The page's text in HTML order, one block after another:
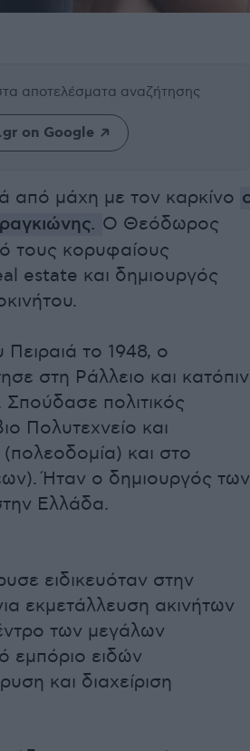
αποτελέσματα αναζήτησης
on Google
από μάχη με τον καρκίνο
Ο Θεόδωρος
τους κορυφαίους
estate και δημιουργός
το 1948, ο
στη Ράλλειο και κατόπιν
πολιτικός
Πολυτεχνείο και
και στο
Ήταν ο δημιουργός των
Ελλάδα.
ειδικευόταν στην
εκμετάλλευση ακινήτων
των μεγάλων
εμπόριο ειδών
και διαχείριση